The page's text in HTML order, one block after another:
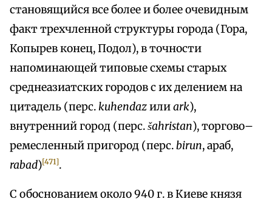
становящийся все более и более очевидным
факт трехчленной структуры города (Гора,
Копырев конец, Подол), в точности
напоминающей типовые схемы старых
среднеазиатских городов с их делением на
цитадель (перс.kuhendazилиark),
внутренний город (перс.šahristan), торгово–
ремесленный пригород (перс.bіrun, араб,
rabad)[471].
С обоснованием около 940 г. в Киеве князя